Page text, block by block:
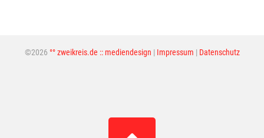
©2026 °° zweikreis.de :: mediendesign | Impressum | Datenschutz